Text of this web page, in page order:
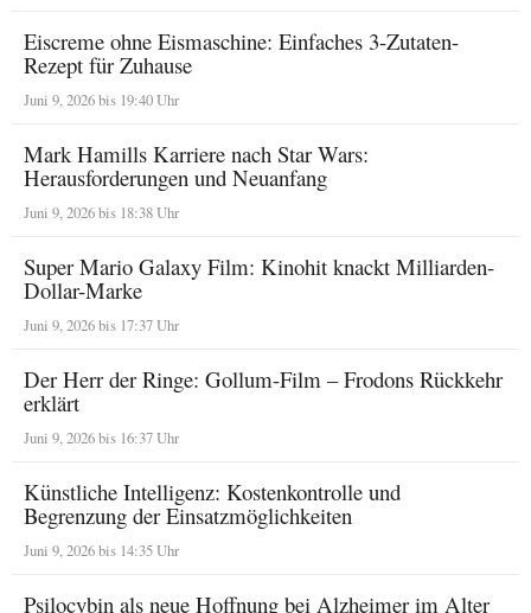
Eiscreme ohne Eismaschine: Einfaches 3-Zutaten-
Rezept für Zuhause
Juni 9, 2026 bis 19:40 Uhr
Mark Hamills Karriere nach Star Wars:
Herausforderungen und Neuanfang
Juni 9, 2026 bis 18:38 Uhr
Super Mario Galaxy Film: Kinohit knackt Milliarden-
Dollar-Marke
Juni 9, 2026 bis 17:37 Uhr
Der Herr der Ringe: Gollum-Film – Frodons Rückkehr
erklärt
Juni 9, 2026 bis 16:37 Uhr
Künstliche Intelligenz: Kostenkontrolle und
Begrenzung der Einsatzmöglichkeiten
Juni 9, 2026 bis 14:35 Uhr
Psilocybin als neue Hoffnung bei Alzheimer im Alter